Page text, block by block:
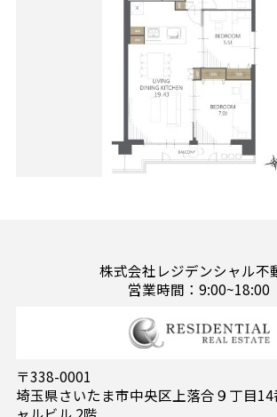
株式会社レジデンシャル不
営業時間：9:00~18:00
〒338-0001
埼玉県さいたま市中央区上落合９丁目14